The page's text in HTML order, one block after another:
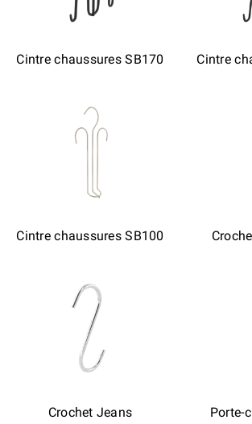
Cintre chaussures SB170 Cintre
Cintre chaussures SB100
Crochet Jeans Porte-